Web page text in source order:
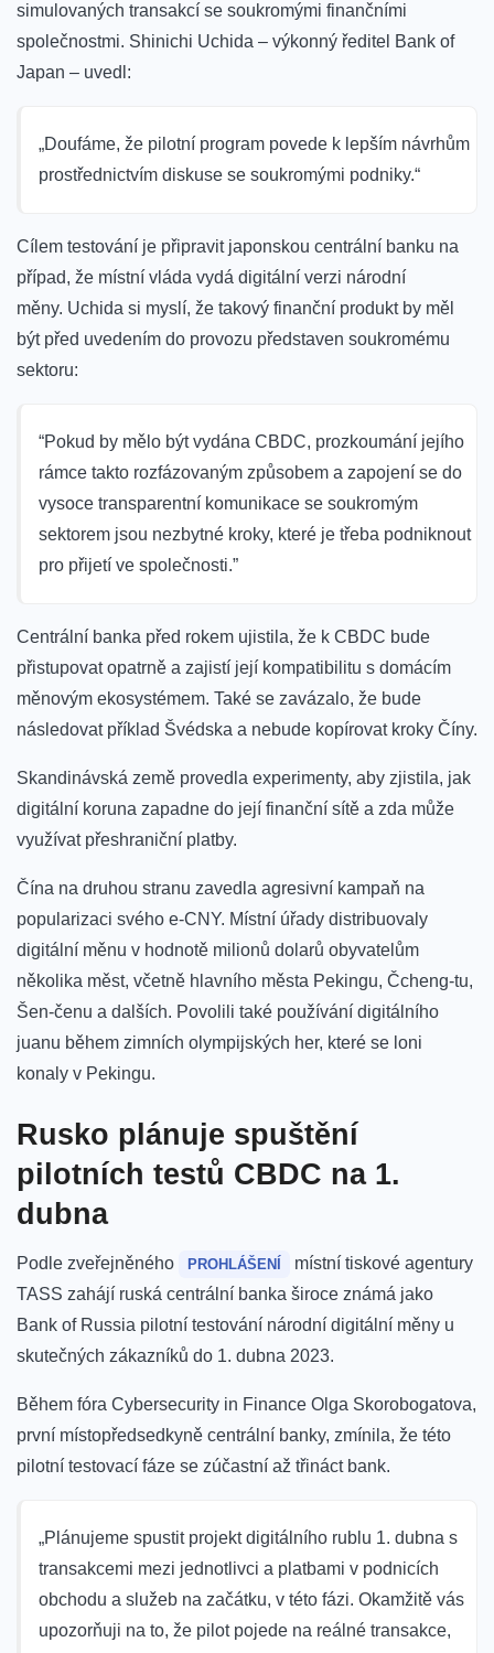
simulovaných transakcí se soukromými finančními
společnostmi. Shinichi Uchida – výkonný ředitel Bank of
Japan – uvedl:
„Doufáme, že pilotní program povede k lepším návrhům
prostřednictvím diskuse se soukromými podniky.“
Cílem testování je připravit japonskou centrální banku na
případ, že místní vláda vydá digitální verzi národní
měny. Uchida si myslí, že takový finanční produkt by měl
být před uvedením do provozu představen soukromému
sektoru:
“Pokud by mělo být vydána CBDC, prozkoumání jejího
rámce takto rozfázovaným způsobem a zapojení se do
vysoce transparentní komunikace se soukromým
sektorem jsou nezbytné kroky, které je třeba podniknout
pro přijetí ve společnosti.”
Centrální banka před rokem ujistila, že k CBDC bude
přistupovat opatrně a zajistí její kompatibilitu s domácím
měnovým ekosystémem. Také se zavázalo, že bude
následovat příklad Švédska a nebude kopírovat kroky Číny.
Skandinávská země provedla experimenty, aby zjistila, jak
digitální koruna zapadne do její finanční sítě a zda může
využívat přeshraniční platby.
Čína na druhou stranu zavedla agresivní kampaň na
popularizaci svého e-CNY. Místní úřady distribuovaly
digitální měnu v hodnotě milionů dolarů obyvatelům
několika měst, včetně hlavního města Pekingu, Čcheng-tu,
Šen-čenu a dalších. Povolili také používání digitálního
juanu během zimních olympijských her, které se loni
konaly v Pekingu.
Rusko plánuje spuštění
pilotních testů CBDC na 1.
dubna
Podle zveřejněného PROHLÁŠENÍ
místní tiskové agentury
TASS zahájí ruská centrální banka široce známá jako
Bank of Russia pilotní testování národní digitální měny u
skutečných zákazníků do 1. dubna 2023.
Během fóra Cybersecurity in Finance Olga Skorobogatova,
první místopředsedkyně centrální banky, zmínila, že této
pilotní testovací fáze se zúčastní až třináct bank.
„Plánujeme spustit projekt digitálního rublu 1. dubna s
transakcemi mezi jednotlivci a platbami v podnicích
obchodu a služeb na začátku, v této fázi. Okamžitě vás
upozorňuji na to, že pilot pojede na reálné transakce,